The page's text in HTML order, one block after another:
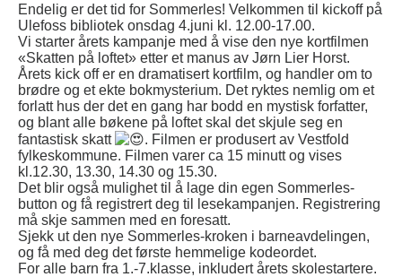
Endelig er det tid for Sommerles! Velkommen til kickoff på
Ulefoss bibliotek onsdag 4.juni kl. 12.00-17.00.
Vi starter årets kampanje med å vise den nye kortfilmen
«Skatten på loftet» etter et manus av Jørn Lier Horst.
Årets kick off er en dramatisert kortfilm, og handler om to
brødre og et ekte bokmysterium. Det ryktes nemlig om et
forlatt hus der det en gang har bodd en mystisk forfatter,
og blant alle bøkene på loftet skal det skjule seg en
fantastisk skatt
. Filmen er produsert av Vestfold
fylkeskommune. Filmen varer ca 15 minutt og vises
kl.12.30, 13.30, 14.30 og 15.30.
Det blir også mulighet til å lage din egen Sommerles-
button og få registrert deg til lesekampanjen. Registrering
må skje sammen med en foresatt.
Sjekk ut den nye Sommerles-kroken i barneavdelingen,
og få med deg det første hemmelige kodeordet.
For alle barn fra 1.-7.klasse, inkludert årets skolestartere.